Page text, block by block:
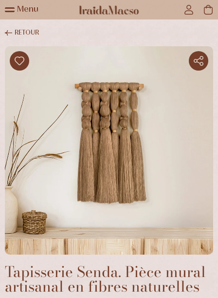
Menu
RETOUR
Tapisserie Senda. Pièce mural
artisanal en fibres naturelles